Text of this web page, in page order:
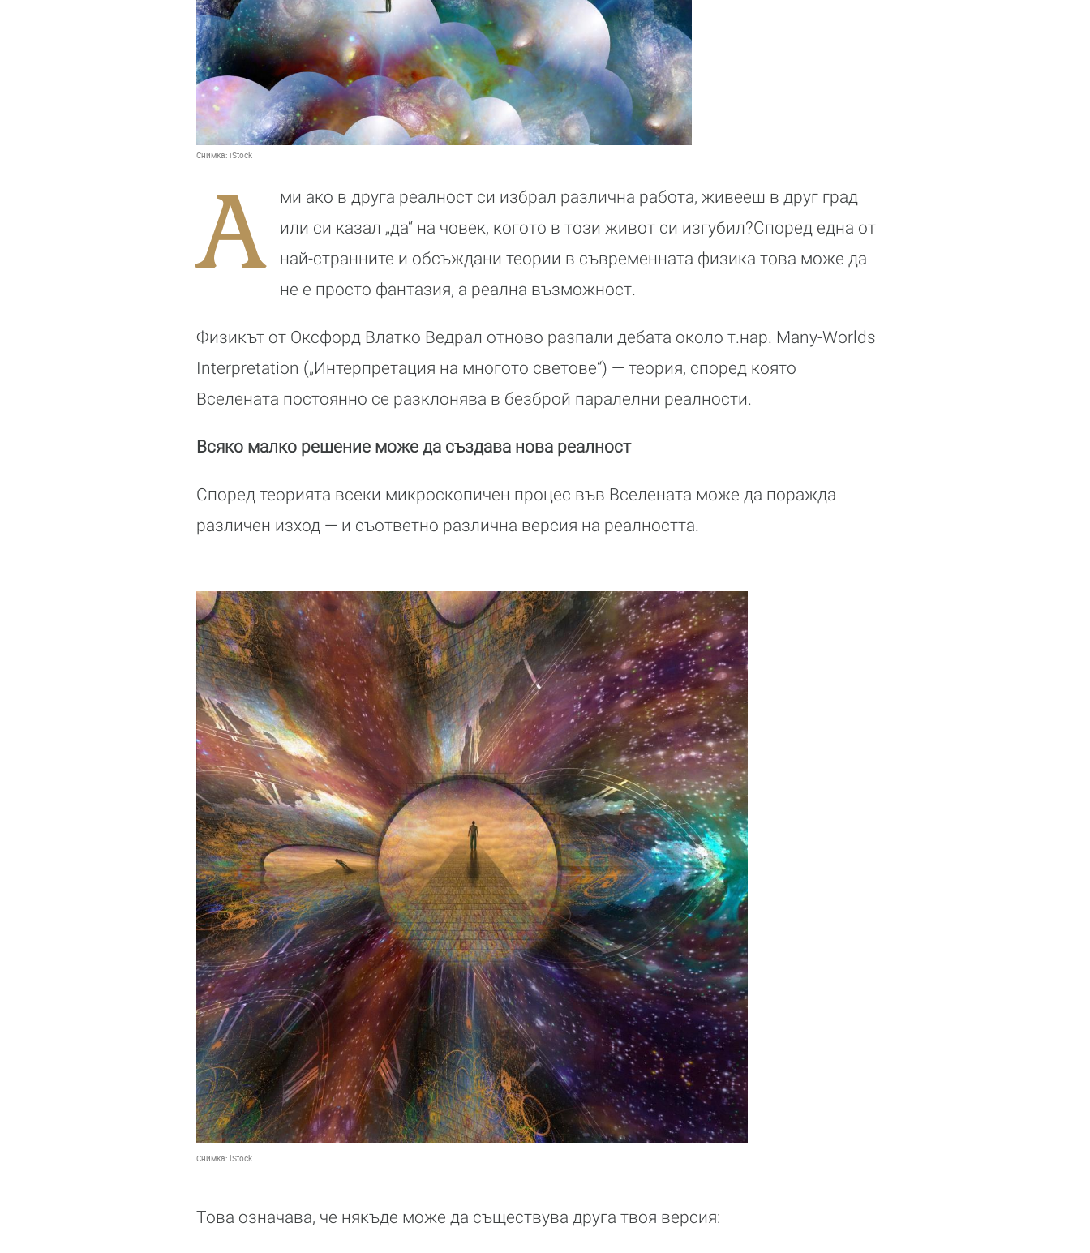
Снимка: iStock
А
ми ако в друга реалност си избрал различна работа, живееш в друг град
или си казал „да“ на човек, когото в този живот си изгубил?Според една от
най-странните и обсъждани теории в съвременната физика това може да
не е просто фантазия, а реална възможност.
Физикът от Оксфорд Влатко Ведрал отново разпали дебата около т.нар. Many-Worlds
Interpretation („Интерпретация на многото светове“) — теория, според която
Вселената постоянно се разклонява в безброй паралелни реалности.
Всяко малко решение може да създава нова реалност
Според теорията всеки микроскопичен процес във Вселената може да поражда
различен изход — и съответно различна версия на реалността.
Снимка: iStock
Това означава, че някъде може да съществува друга твоя версия: